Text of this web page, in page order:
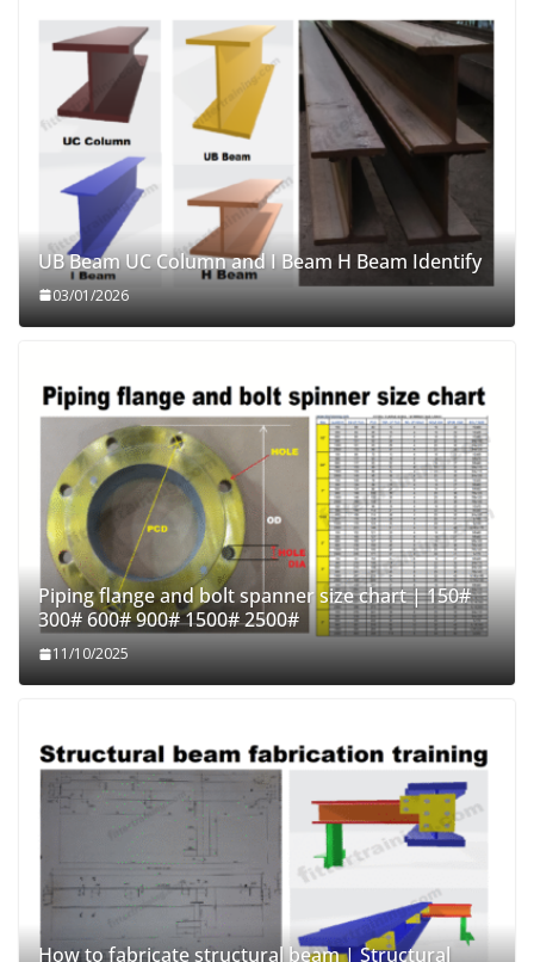
UB Beam UC Column and I Beam H Beam Identify
03/01/2026
Piping flange and bolt spanner size chart | 150#
300# 600# 900# 1500# 2500#
11/10/2025
How to fabricate structural beam | Structural